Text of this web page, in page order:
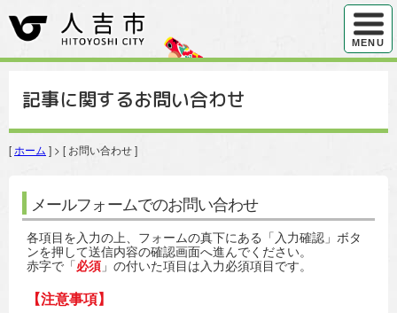
ハンバ
MENU
記事に関するお問い合わせ
[ ホーム ] > [ お問い合わせ ]
メールフォームでのお問い合わせ
各項目を入力の上、フォームの真下にある「入力確認」ボタ
ンを押して送信内容の確認画面へ進んでください。
赤字で「必須 」の付いた項目は入力必須項目です。
【注意事項】